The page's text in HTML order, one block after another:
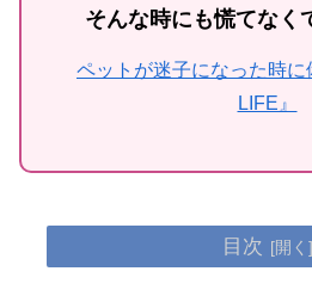
そんな時にも慌てなく
ペットが迷子になった時
LIFE』
目次